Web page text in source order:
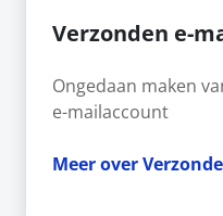
Verzonden e-
Ongedaan maken
e-mailaccount
Meer over